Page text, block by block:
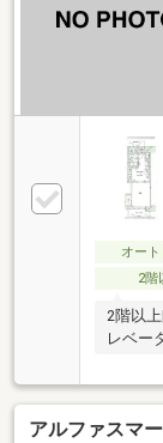
オート
2階
2階以
レベー
アルファスマ